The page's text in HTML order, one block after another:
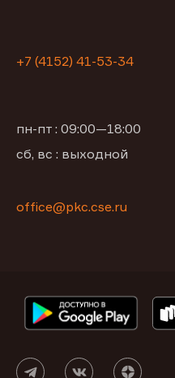
+7 (4152) 41-53-34
пн-пт : 09:00—18:00
сб, вс : выходной
office@pkc.cse.ru